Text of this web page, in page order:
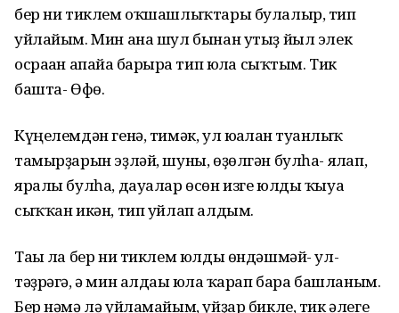
бер ни тиклем оҡшашлыҡтары булалыр, тип
уйлайым. Мин ана шул бынан утыҙ йыл элек
осраған апайға барырға тип юлға сыҡтым. Тик
башта- Өфө.
Күңелемдән генә, тимәк, ул юғалған туғанлыҡ
тамырҙарын эҙләй, шуны, өҙөлгән булһа- ялғап,
яралы булһа, дауалар өсөн изге юлды ҡыуа
сыҡҡан икән, тип уйлап алдым.
Тағы ла бер ни тиклем юлды өндәшмәй- ул-
тәҙрәгә, ә мин алдағы юлға ҡарап бара башланым.
Бер нәмә лә уйламайым, уйҙар бикле, тик әлеге